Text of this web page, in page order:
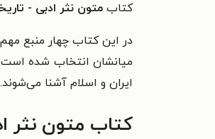
کتاب متون نثر ادبی -
در این کتاب چهار منبع مهم
میانشان انتخاب شده است
ایران و اسلام آشنا می‌شوند.
کتاب متون نثر